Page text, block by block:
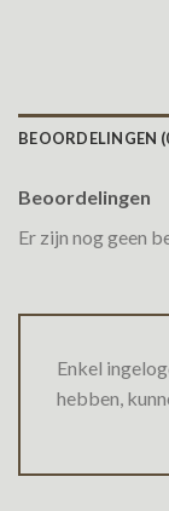
BEOORDELINGEN
Beoordelingen
Er zijn nog geen
Enkel
hebben,